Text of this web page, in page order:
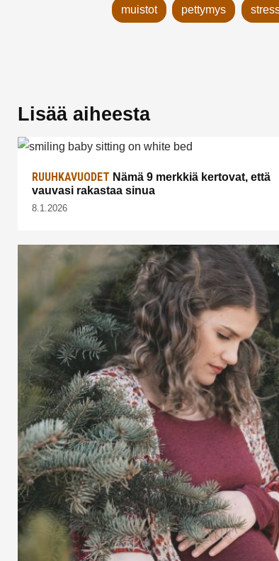
muistot pettymys
Lisää aiheesta
RUUHKAVUODET Nämä 9 merkkiä kertovat, että
vauvasi rakastaa sinua
8.1.2026